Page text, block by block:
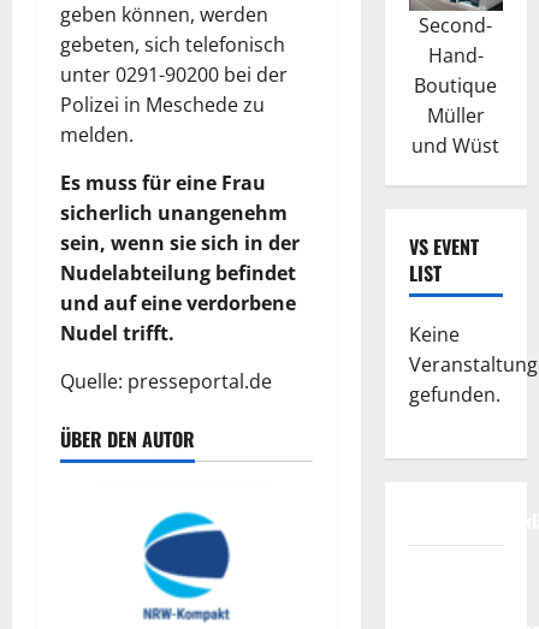
geben können, werden
gebeten, sich telefonisch
unter 0291-90200 bei der
Polizei in Meschede zu
melden.
Es muss für eine Frau
sicherlich unangenehm
sein, wenn sie sich in der
Nudelabteilung befindet
und auf eine verdorbene
Nudel trifft.
Quelle: presseportal.de
ÜBER DEN AUTOR
Second-
Hand-
Boutique
Müller
und Wüst
VS EVENT
LIST
Keine
gefunden.